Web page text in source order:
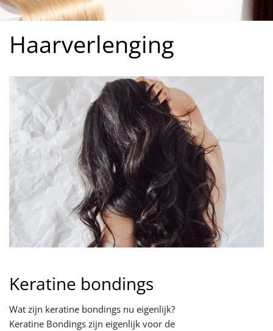
Haarverlenging
Keratine bondings
Wat zijn keratine bondings nu eigenlijk?
Keratine Bondings zijn eigenlijk voor de